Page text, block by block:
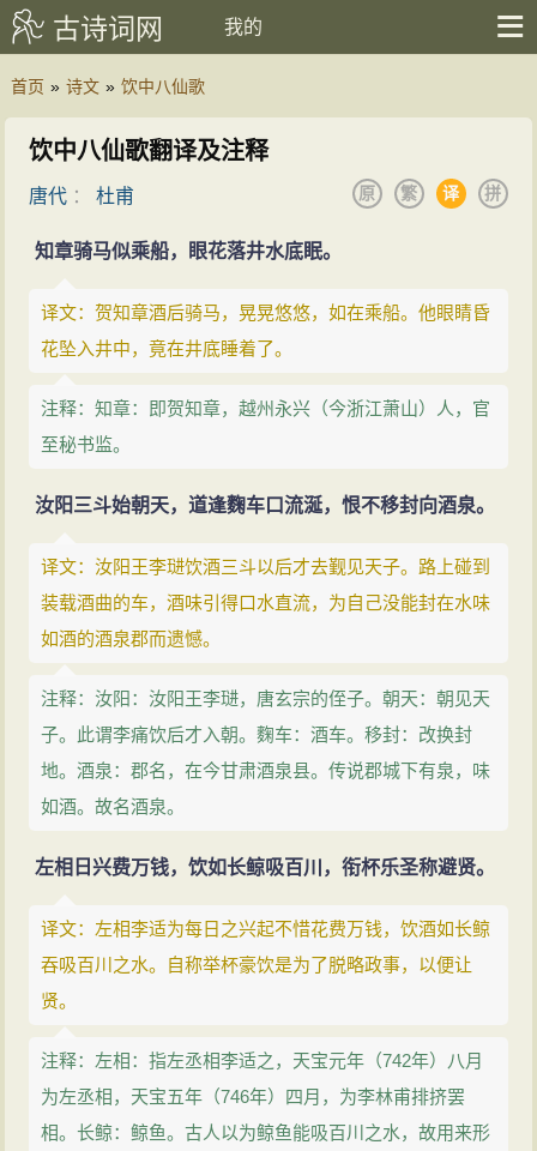
古诗词网 我的
首页 » 诗文 » 饮中八仙歌
饮中八仙歌翻译及注释
唐代 ：杜甫 拼
译
繁
原
知章骑马似乘船，眼花落井水底眠。
译文：贺知章酒后骑马，晃晃悠悠，如在乘船。他眼睛昏
花坠入井中，竟在井底睡着了。
注释：知章：即贺知章，越州永兴（今浙江萧山）人，官
至秘书监。
汝阳三斗始朝天，道逢麴车口流涎，恨不移封向酒泉。
译文：汝阳王李琎饮酒三斗以后才去觐见天子。路上碰到
装载酒曲的车，酒味引得口水直流，为自己没能封在水味
如酒的酒泉郡而遗憾。
注释：汝阳：汝阳王李琎，唐玄宗的侄子。朝天：朝见天
子。此谓李痛饮后才入朝。麴车：酒车。移封：改换封
地。酒泉：郡名，在今甘肃酒泉县。传说郡城下有泉，味
如酒。故名酒泉。
左相日兴费万钱，饮如长鲸吸百川，衔杯乐圣称避贤。
译文：左相李适为每日之兴起不惜花费万钱，饮酒如长鲸
吞吸百川之水。自称举杯豪饮是为了脱略政事，以便让
贤。
注释：左相：指左丞相李适之，天宝元年（742年）八月
为左丞相，天宝五年（746年）四月，为李林甫排挤罢
相。长鲸：鲸鱼。古人以为鲸鱼能吸百川之水，故用来形